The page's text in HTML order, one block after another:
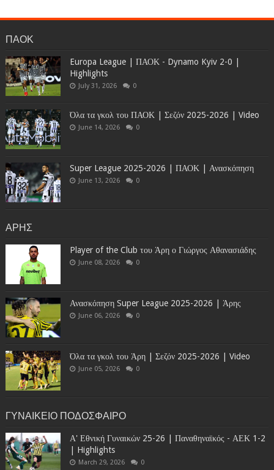
ΠΑΟΚ
Europa League | ΠΑΟΚ - Dynamo Kyiv 2-0 |
Highlights
July 31, 2026 0
Όλα τα γκολ του ΠΑΟΚ | Σεζόν 2025-2026 | Video
June 14, 2026 0
Super League 2025-2026 | ΠΑΟΚ | Ανασκόπηση
June 13, 2026 0
ΑΡΗΣ
Player of the Club του Άρη ο Γιώργος Αθανασιάδης
June 08, 2026 0
Ανασκόπηση Super League 2025-2026 | Άρης
June 06, 2026 0
Όλα τα γκολ του Άρη | Σεζόν 2025-2026 | Video
June 05, 2026 0
ΓΥΝΑΙΚΕΙΟ ΠΟΔΟΣΦΑΙΡΟ
Α' Εθνική Γυναικών 25-26 | Παναθηναϊκός - ΑΕΚ 1-2
| Highlights
March 29, 2026 0